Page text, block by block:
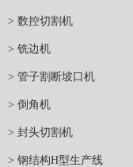
> 数控切割机
> 铣边机
> 管子割断坡口机
> 倒角机
> 封头切割机
> 钢结构H型生产线